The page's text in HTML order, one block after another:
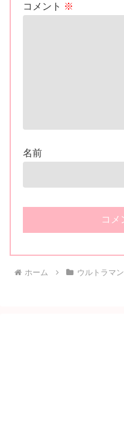
コメント ※
名前
ホーム ウルトラマン